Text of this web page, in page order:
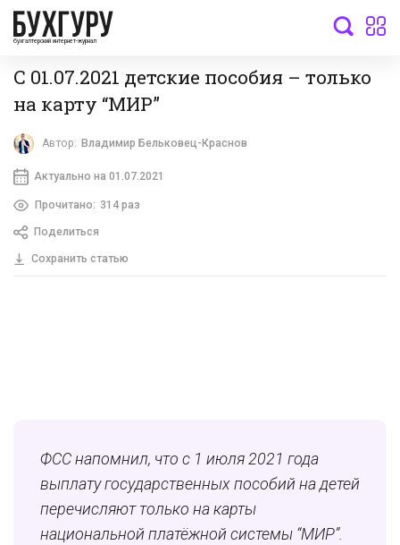
бухгалтерский интернет-журнал
С 01.07.2021 детские пособия – только
на карту “МИР”
Автор: Владимир Бельковец-Краснов
Актуально на 01.07.2021
Прочитано: 314 раз
Поделиться
Сохранить статью
ФСС напомнил, что с 1 июля 2021 года
выплату государственных пособий на детей
перечисляют только на карты
национальной платёжной системы “МИР”.